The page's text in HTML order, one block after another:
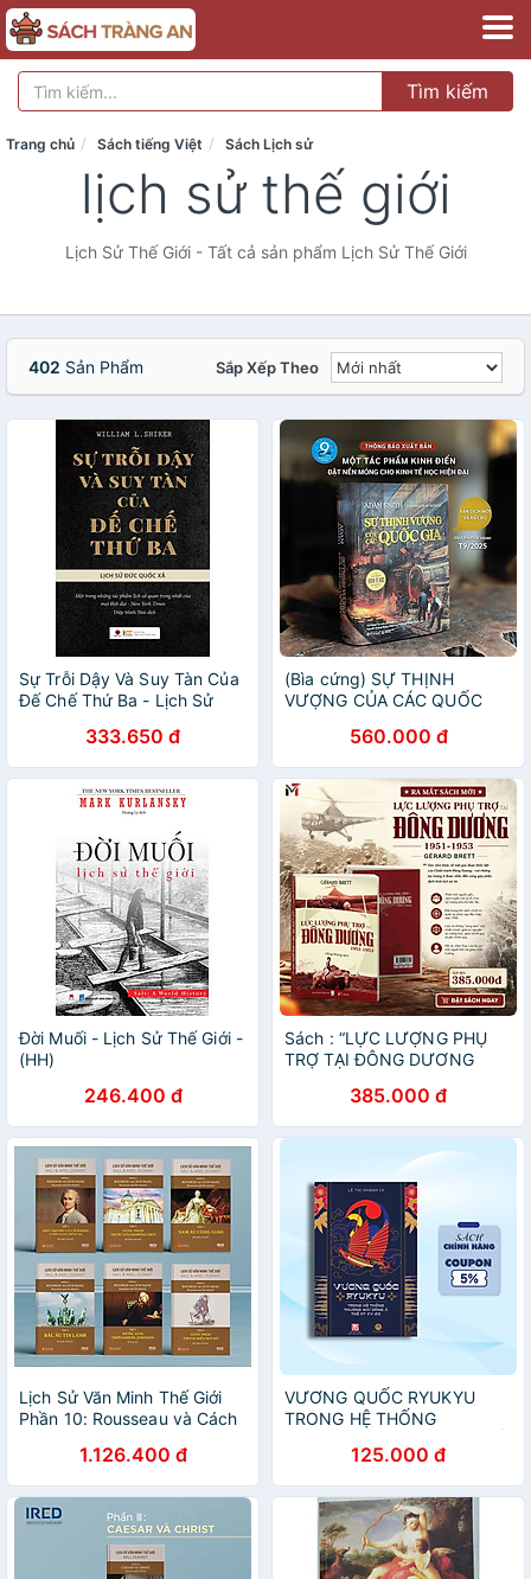
Tìm kiếm
Trang chủ Sách tiếng Việt Sách Lịch sử
lịch sử thế giới
Lịch Sử Thế Giới - Tất cả sản phẩm Lịch Sử Thế Giới
402 Sản Phẩm Sắp Xếp Theo
Sự Trỗi Dậy Và Suy Tàn Của
Đế Chế Thứ Ba - Lịch Sử
333.650 đ
(Bìa cứng) SỰ THỊNH
VƯỢNG CỦA CÁC QUỐC
560.000 đ
Đời Muối - Lịch Sử Thế Giới -
(HH)
246.400 đ
Sách : “LỰC LƯỢNG PHỤ
TRỢ TẠI ĐÔNG DƯƠNG
385.000 đ
Lịch Sử Văn Minh Thế Giới
Phần 10: Rousseau và Cách
tập) - Sách IRED Books
1.126.400 đ
VƯƠNG QUỐC RYUKYU
TRONG HỆ THỐNG
KỶ XV - XIX125.000 đ